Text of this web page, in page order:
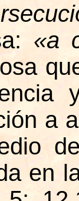
«a
a
en